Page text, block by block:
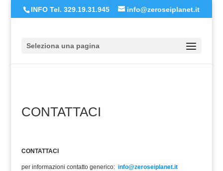
INFO Tel. 329.19.31.945 info@zeroseiplanet.it
Seleziona una pagina
CONTATTACI
CONTATTACI
per informazioni contatto generico: info@zeroseiplanet.it